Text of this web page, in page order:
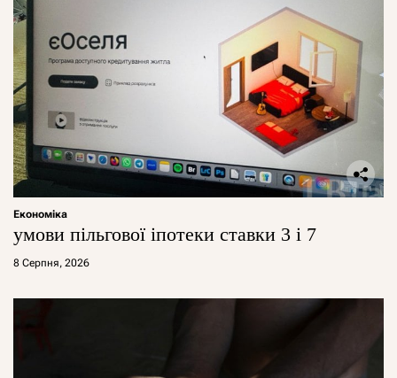
Економіка
умови пільгової іпотеки ставки 3 і 7
8 Серпня, 2026